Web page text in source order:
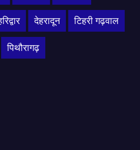
देहरादून टिहरी गढ़वाल
पिथौरागढ़